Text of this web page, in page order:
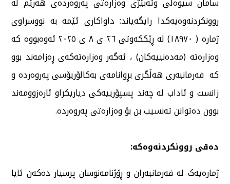
روونکردنەوەیەکدا رایگەیاند: داواکاری ئێمە بە نووسراوی
ژمارە ( ١٨٩٧٠) لە ڕێککەوتی ٢٦ ی ٨ ی ٢٠٢٥ ئەوەبووە کە
وەزارەتە (مەدەنییەکان) ، ئەگەر وەزارەتەکەی ڕەزامەند بوو
کە فەرمانبەری هەڵگری بڕوانامەی بەکالۆریۆسی پەروەردە و
زانست و ئاداب لە چەند پسپۆرییەکی دیاریکراو ئارەزوومەند
بوون دەتوانن تەنسیب بن بۆ وەزارەتی پەروەردە.
دەقی روونکردنەوەکە:
ژمارەیەک لە فەرمانبەران و ڕۆژنامەنوسان پرسیار دەکەن ئایا